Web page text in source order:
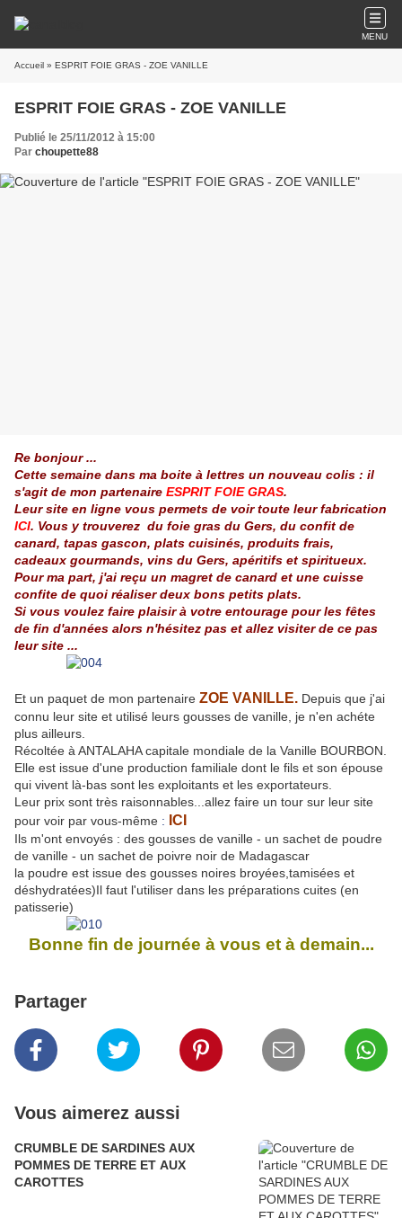
MENU
Accueil » ESPRIT FOIE GRAS - ZOE VANILLE
ESPRIT FOIE GRAS - ZOE VANILLE
Publié le 25/11/2012 à 15:00
Par choupette88
Re bonjour ...
Cette semaine dans ma boite à lettres un nouveau colis : il
s'agit de mon partenaire ESPRIT FOIE GRAS.
Leur site en ligne vous permets de voir toute leur fabrication
ICI. Vous y trouverez du foie gras du Gers, du confit de
canard, tapas gascon, plats cuisinés, produits frais,
cadeaux gourmands, vins du Gers, apéritifs et spiritueux.
Pour ma part, j'ai reçu un magret de canard et une cuisse
confite de quoi réaliser deux bons petits plats.
Si vous voulez faire plaisir à votre entourage pour les fêtes
de fin d'années alors n'hésitez pas et allez visiter de ce pas
leur site ...
Et un paquet de mon partenaire ZOE VANILLE. Depuis que j'ai
connu leur site et utilisé leurs gousses de vanille, je n'en achéte
plus ailleurs.
Récoltée à ANTALAHA capitale mondiale de la Vanille BOURBON.
Elle est issue d'une production familiale dont le fils et son épouse
qui vivent là-bas sont les exploitants et les exportateurs.
Leur prix sont très raisonnables...allez faire un tour sur leur site
pour voir par vous-même : ICI
Ils m'ont envoyés : des gousses de vanille - un sachet de poudre
de vanille - un sachet de poivre noir de Madagascar
la poudre est issue des gousses noires broyées,tamisées et
déshydratées)Il faut l'utiliser dans les préparations cuites (en
patisserie)
Bonne fin de journée à vous et à demain...
Partager
Vous aimerez aussi
CRUMBLE DE SARDINES AUX
POMMES DE TERRE ET AUX
CAROTTES